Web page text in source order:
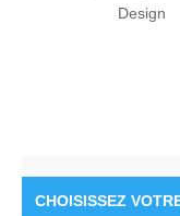
Design
CHOISISSEZ